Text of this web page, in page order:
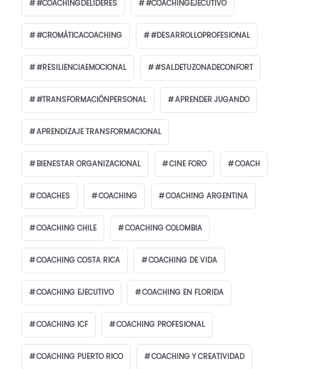
#COACHINGDELÍDERES #COACHINGEJECUTIVO
#CROMÁTICACOACHING #DESARROLLOPROFESIONAL
#RESILIENCIAEMOCIONAL #SALDETUZONADECONFORT
#TRANSFORMACIÓNPERSONAL APRENDER JUGANDO
APRENDIZAJE TRANSFORMACIONAL
BIENESTAR ORGANIZACIONAL CINE FORO COACH
COACHES COACHING COACHING ARGENTINA
COACHING CHILE COACHING COLOMBIA
COACHING COSTA RICA COACHING DE VIDA
COACHING EJECUTIVO COACHING EN FLORIDA
COACHING ICF COACHING PROFESIONAL
COACHING PUERTO RICO COACHING Y CREATIVIDAD